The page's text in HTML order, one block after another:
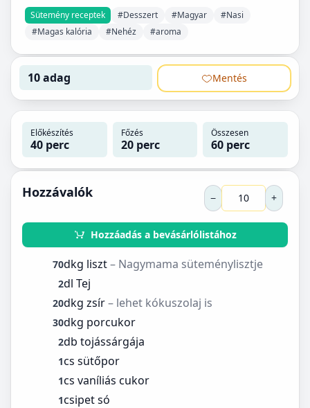
Sütemény receptek #Desszert #Magyar
#Nasi
#Magas kalória
#Nehéz #aroma
10 adag Mentés
Előkészítés
40 perc
Főzés
20 perc
Összesen
60 perc
Hozzávalók − +
Hozzáadás a bevásárlólistához
70dkg liszt– Nagymama süteménylisztje
2dl Tej
20dkg zsír– lehet kókuszolaj is
30dkg porcukor
2db tojássárgája
1cs sütőpor
1cs vaníliás cukor
1csipet só